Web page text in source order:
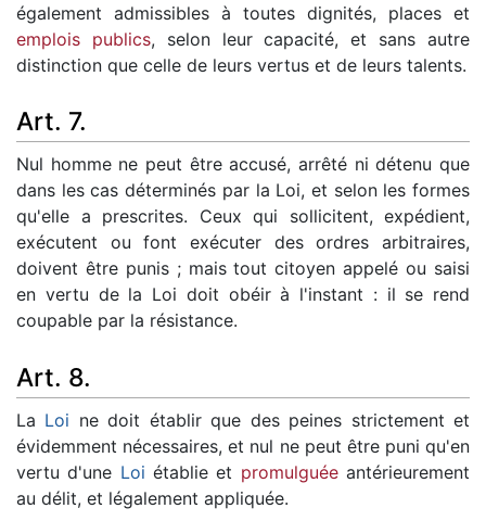
également admissibles à toutes dignités, places et
emplois publics, selon leur capacité, et sans autre
distinction que celle de leurs vertus et de leurs talents.
Art. 7.
Nul homme ne peut être accusé, arrêté ni détenu que
dans les cas déterminés par la Loi, et selon les formes
qu'elle a prescrites. Ceux qui sollicitent, expédient,
exécutent ou font exécuter des ordres arbitraires,
doivent être punis ; mais tout citoyen appelé ou saisi
en vertu de la Loi doit obéir à l'instant : il se rend
coupable par la résistance.
Art. 8.
La Loi ne doit établir que des peines strictement et
évidemment nécessaires, et nul ne peut être puni qu'en
vertu d'une Loi établie et promulguéeantérieurement
au délit, et légalement appliquée.